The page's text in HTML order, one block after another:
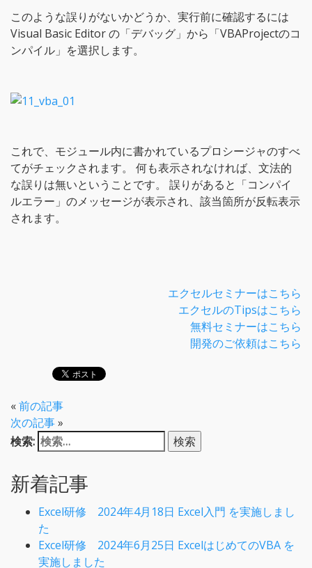
このような誤りがないかどうか、実行前に確認するには
Visual Basic Editor の「デバッグ」から「VBAProjectのコ
ンパイル」を選択します。
これで、モジュール内に書かれているプロシージャのすべ
てがチェックされます。 何も表示されなければ、文法的
な誤りは無いということです。 誤りがあると「コンパイ
ルエラー」のメッセージが表示され、該当箇所が反転表示
されます。
エクセルセミナーはこちら
エクセルのTipsはこちら
無料セミナーはこちら
開発のご依頼はこちら
«前の記事
次の記事»
検索:
新着記事
Excel研修 2024年4月18日 Excel入門 を実施しまし
た
Excel研修 2024年6月25日 ExcelはじめてのVBA を
実施しました